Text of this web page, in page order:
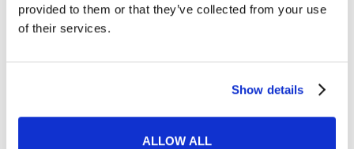
provided to them or that they’ve collected from your use
of their services.
Show details
ALLOW ALL